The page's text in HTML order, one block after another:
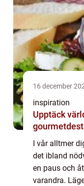
16 december
inspiration
Upptäck
I vår alltmer
det ibland
en paus och
varandra.